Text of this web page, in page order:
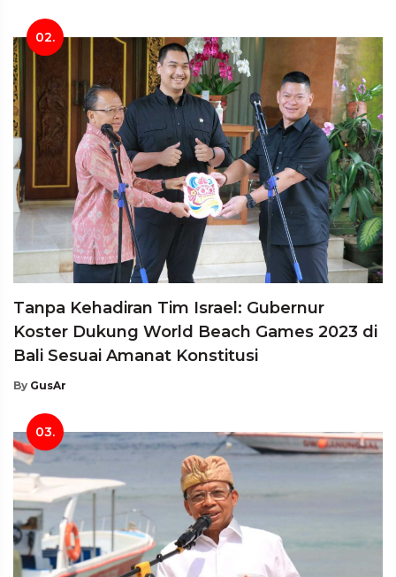
02.
Tanpa Kehadiran Tim Israel: Gubernur
Koster Dukung World Beach Games 2023 di
Bali Sesuai Amanat Konstitusi
By GusAr
03.